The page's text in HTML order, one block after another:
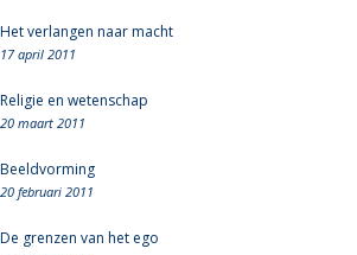
Het verlangen naar macht
17 april 2011
Religie en wetenschap
20 maart 2011
Beeldvorming
20 februari 2011
De grenzen van het ego